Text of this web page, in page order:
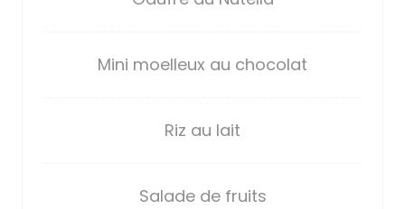
Mini moelleux au chocolat
Riz au lait
Salade de fruits